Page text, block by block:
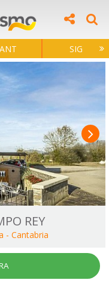
ANT SIG
REY
- Cantabria